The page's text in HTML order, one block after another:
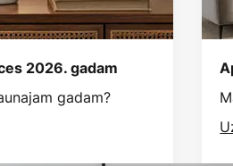
2026. gadam
gadam?